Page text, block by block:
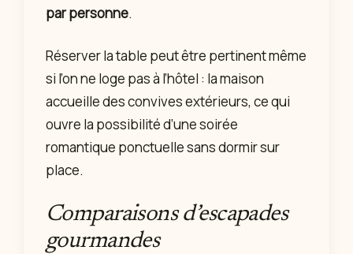
par personne.
Réserver la table peut être pertinent même
si l’on ne loge pas à l’hôtel : la maison
accueille des convives extérieurs, ce qui
ouvre la possibilité d’une soirée
romantique ponctuelle sans dormir sur
place.
Comparaisons d’escapades
gourmandes